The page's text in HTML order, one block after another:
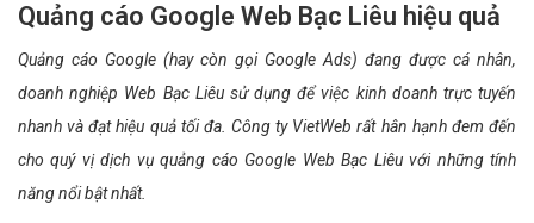
Quảng cáo Google Web Bạc Liêu hiệu quả
Quảng cáo Google (hay còn gọi Google Ads) đang được cá nhân,
doanh nghiệp Web Bạc Liêu sử dụng để việc kinh doanh trực tuyến
nhanh và đạt hiệu quả tối đa. Công ty VietWeb rất hân hạnh đem đến
cho quý vị dịch vụ quảng cáo Google Web Bạc Liêu với những tính
năng nổi bật nhất.